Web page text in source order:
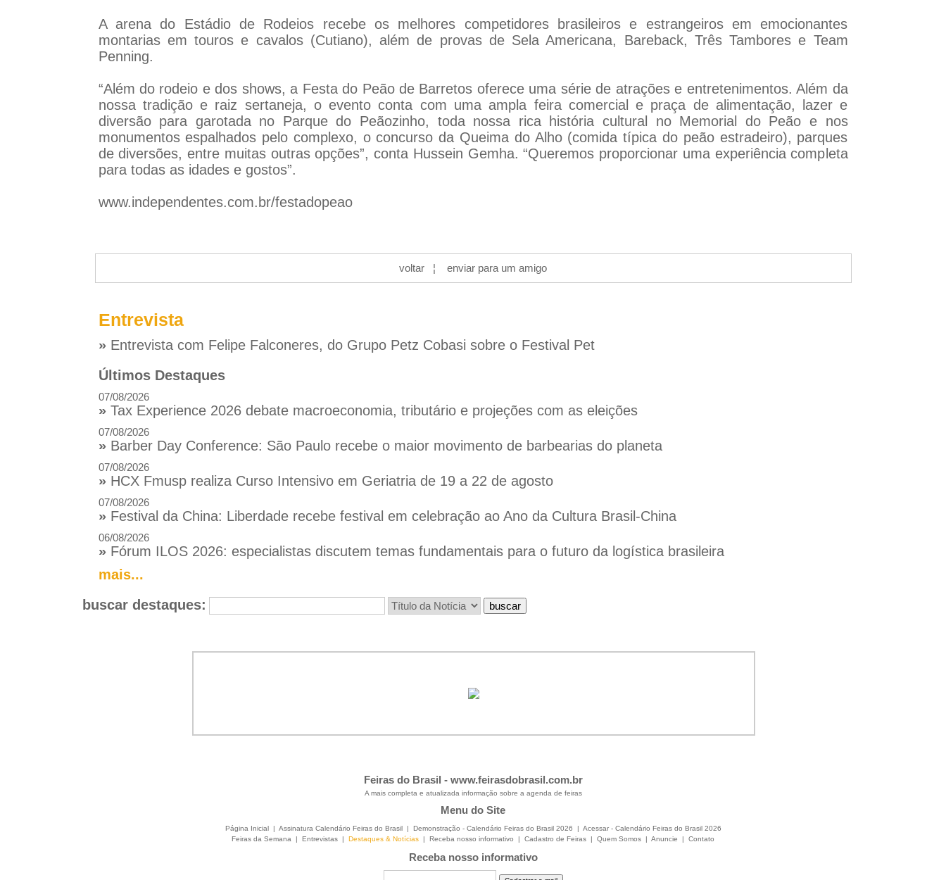
A arena do Estádio de Rodeios recebe os melhores competidores brasileiros e estrangeiros em emocionantes
montarias em touros e cavalos (Cutiano), além de provas de Sela Americana, Bareback, Três Tambores e Team
Penning.
“Além do rodeio e dos shows, a Festa do Peão de Barretos oferece uma série de atrações e entretenimentos. Além da
nossa tradição e raiz sertaneja, o evento conta com uma ampla feira comercial e praça de alimentação, lazer e
diversão para garotada no Parque do Peãozinho, toda nossa rica história cultural no Memorial do Peão e nos
monumentos espalhados pelo complexo, o concurso da Queima do Alho (comida típica do peão estradeiro), parques
de diversões, entre muitas outras opções”, conta Hussein Gemha. “Queremos proporcionar uma experiência completa
para todas as idades e gostos”.
www.independentes.com.br/festadopeao
voltar ¦ enviar para um amigo
Entrevista
» Entrevista com Felipe Falconeres, do Grupo Petz Cobasi sobre o Festival Pet
Últimos Destaques
07/08/2026
» Tax Experience 2026 debate macroeconomia, tributário e projeções com as eleições
07/08/2026
» Barber Day Conference: São Paulo recebe o maior movimento de barbearias do planeta
07/08/2026
» HCX Fmusp realiza Curso Intensivo em Geriatria de 19 a 22 de agosto
07/08/2026
» Festival da China: Liberdade recebe festival em celebração ao Ano da Cultura Brasil-China
06/08/2026
» Fórum ILOS 2026: especialistas discutem temas fundamentais para o futuro da logística brasileira
mais...
buscar destaques:
Feiras do Brasil - www.feirasdobrasil.com.br
A mais completa e atualizada informação sobre a agenda de feiras
Menu do Site
Página Inicial | Assinatura Calendário Feiras do Brasil | Demonstração - Calendário Feiras do Brasil 2026 | Acessar - Calendário Feiras do Brasil 2026
Feiras da Semana
| Entrevistas | Destaques & Notícias | Receba nosso informativo | Cadastro de Feiras | Quem Somos | Anuncie | Contato
Receba nosso informativo